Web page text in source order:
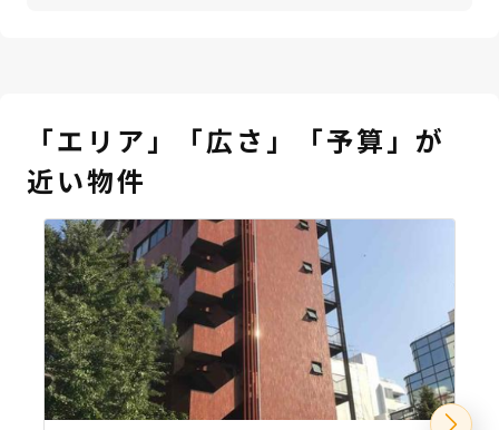
「エリア」「広さ」「予算」が
近い物件